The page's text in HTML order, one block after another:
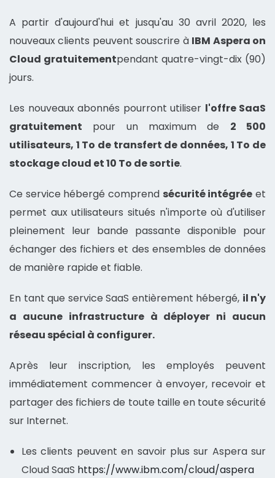
A partir d'aujourd'hui et jusqu'au 30 avril 2020, les
nouveaux clients peuvent souscrire à IBM Aspera on
Cloud gratuitementpendant quatre-vingt-dix (90)
jours.
Les nouveaux abonnés pourront utiliser l'offre SaaS
gratuitement pour un maximum de 2 500
utilisateurs, 1 To de transfert de données, 1 To de
stockage cloud et 10 To de sortie.
Ce service hébergé comprend sécurité intégrée et
permet aux utilisateurs situés n'importe où d'utiliser
pleinement leur bande passante disponible pour
échanger des fichiers et des ensembles de données
de manière rapide et fiable.
En tant que service SaaS entièrement hébergé, il n'y
a aucune infrastructure à déployer ni aucun
réseau spécial à configurer.
Après leur inscription, les employés peuvent
immédiatement commencer à envoyer, recevoir et
partager des fichiers de toute taille en toute sécurité
sur Internet.
Les clients peuvent en savoir plus sur Aspera sur
Cloud SaaS https://www.ibm.com/cloud/aspera